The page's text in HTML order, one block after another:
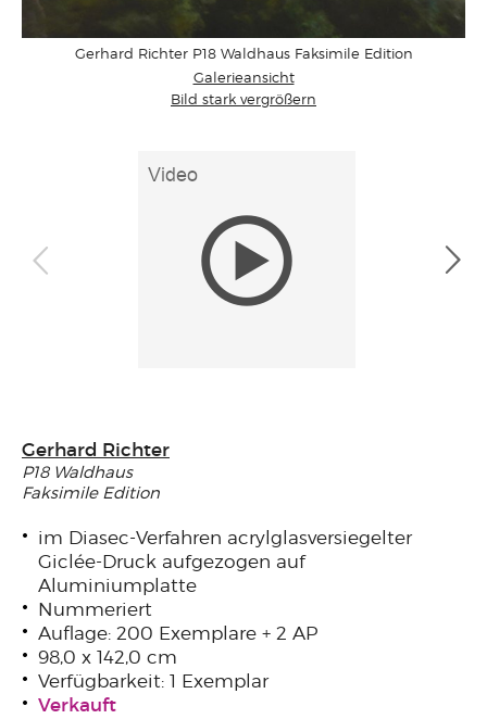
Gerhard Richter P18 Waldhaus Faksimile Edition
Galerieansicht
Bild stark vergrößern
Gerhard Richter
P18 Waldhaus
Faksimile Edition
im Diasec-Verfahren acrylglasversiegelter
Giclée-Druck aufgezogen auf
Aluminiumplatte
Nummeriert
Auflage: 200 Exemplare + 2 AP
98,0 x 142,0 cm
Verfügbarkeit: 1 Exemplar
Verkauft